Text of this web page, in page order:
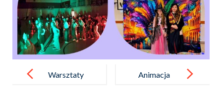
navigation Warsztaty
Animacja